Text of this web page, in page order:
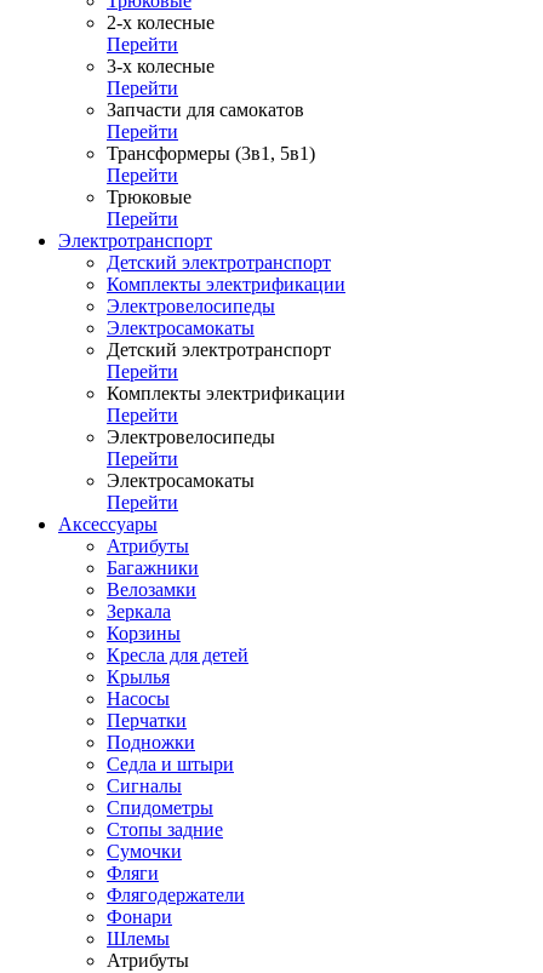
2-х колесные
Перейти
3-х колесные
Перейти
Запчасти для самокатов
Перейти
Трансформеры (3в1, 5в1)
Перейти
Трюковые
Перейти
Электротранспорт
Детский электротранспорт
Комплекты электрификации
Электровелосипеды
Электросамокаты
Детский электротранспорт
Перейти
Комплекты электрификации
Перейти
Электровелосипеды
Перейти
Электросамокаты
Перейти
Аксессуары
Атрибуты
Багажники
Велозамки
Зеркала
Корзины
Кресла для детей
Крылья
Насосы
Перчатки
Подножки
Седла и штыри
Сигналы
Спидометры
Стопы задние
Сумочки
Фляги
Флягодержатели
Фонари
Шлемы
Атрибуты